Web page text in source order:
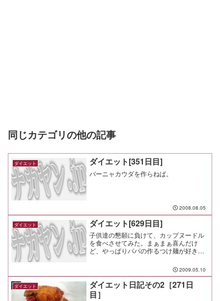
同じカテゴリの他の記事
ダイエット ダイエット[351日目]
バーニャカウダを作らねば。
2008.08.05
ダイエット ダイエット[629日目]
子供達の懇願に負けて、カップヌードル
を食べさせてみた。まぁまぁ喜んだけ
ど、やっぱりパパの作るつけ麺が好きら
2009.05.10
ダイエット
ダイエット日記その2［271日
目］